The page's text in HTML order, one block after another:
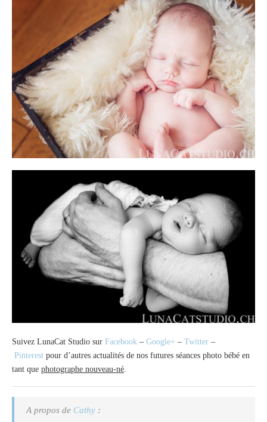
Suivez LunaCat Studio sur Facebook – Google+ – Twitter –
Pinterest pour d’autres actualités de nos futures séances photo bébé en
tant que photographe nouveau-né.
A propos de Cathy :